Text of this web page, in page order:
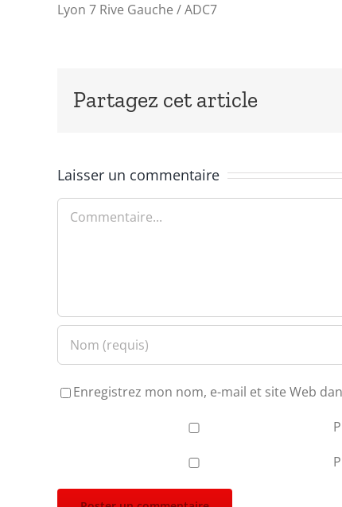
Lyon 7 Rive Gauche / ADC7
Partagez cet article
Laisser un commentaire
Commentaire
Enregistrez mon nom, e-mail et site Web